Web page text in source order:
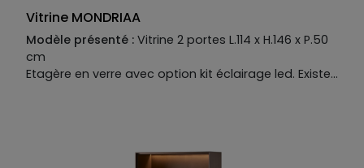
Vitrine MONDRIAA
Modèle présenté : Vitrine 2 portes L.114 x H.146 x P.50
cm
Etagère en verre avec option kit éclairage led. Existe
MDF laqué mat perlé, céramique et verre